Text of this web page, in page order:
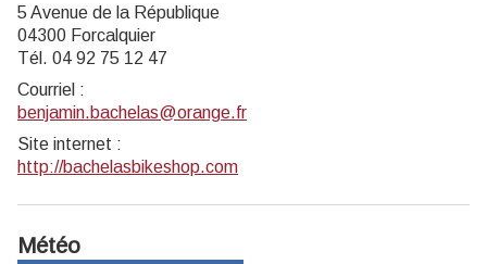
5 Avenue de la République
04300 Forcalquier
Tél. 04 92 75 12 47
Courriel :
benjamin.bachelas@orange.fr
Site internet :
http://bachelasbikeshop.com
Météo